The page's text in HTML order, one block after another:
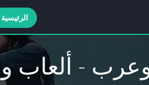
الرئيسية
- ألعاب